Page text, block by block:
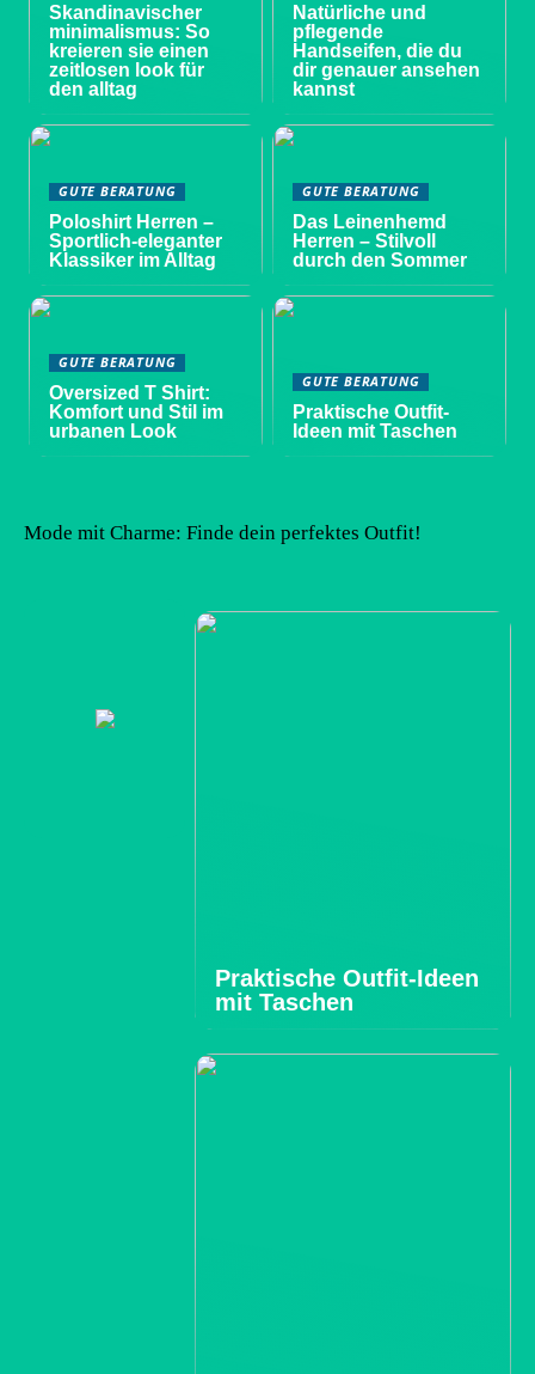
Skandinavischer
minimalismus: So
kreieren sie einen
zeitlosen look für
den alltag
Natürliche und
pflegende
Handseifen, die du
dir genauer ansehen
kannst
GUTE BERATUNG
Poloshirt Herren –
Sportlich-eleganter
Klassiker im Alltag
GUTE BERATUNG
Das Leinenhemd
Herren – Stilvoll
durch den Sommer
GUTE BERATUNG
Oversized T Shirt:
Komfort und Stil im
urbanen Look
GUTE BERATUNG
Praktische Outfit-
Ideen mit Taschen
Mode mit Charme: Finde dein perfektes Outfit!
Praktische Outfit-Ideen
mit Taschen